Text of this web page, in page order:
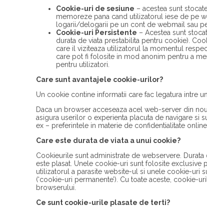
Cookie-uri de sesiune – acestea sunt
memoreze pana cand utilizatorul iese de pe
logarii/delogarii pe un cont de webmail sau
Cookie-uri Persistente – Acestea sunt
durata de viata prestabilita pentru cookie).
care il viziteaza utilizatorul la momentul
care pot fi folosite in mod anonim pentru a
pentru utilizatori.
Care sunt avantajele cookie-urilor?
Un cookie contine informatii care fac legatura intre
Daca un browser acceseaza acel web-server din
asigura userilor o experienta placuta de navigare si
ex – preferintele in materie de confidentialitate
Care este durata de viata a unui cookie?
Cookieurile sunt administrate de webservere.
este plasat. Unele cookie-uri sunt folosite exclusive
utilizatorul a parasite website-ul si unele cookie-uri
(‘cookie-uri permanente’). Cu toate aceste,
browserului.
Ce sunt cookie-urile plasate de terti?